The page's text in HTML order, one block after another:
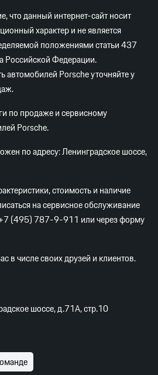
данный интернет-сайт носит
характер и не является
положениями статьи 437
Российской Федерации.
автомобилей Porsche уточняйте у
по продаже и сервисному
Porsche.
по адресу: Ленинградское шоссе,
стоимость и наличие
на сервисное обслуживание
(495) 787-9-911 или через форму
в числе своих друзей и клиентов.
шоссе, д.71А, стр.10